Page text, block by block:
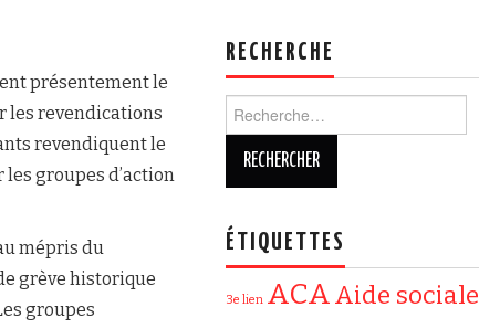
présentement le
les revendications
revendiquent le
groupes d’action
mépris du
grève historique
groupes
RECHERCHE
ÉTIQUETTES
3e lien ACAAide sociale